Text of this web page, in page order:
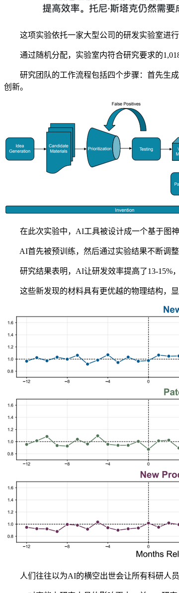
这项实验依托一家大型公司的研发实验室进行
通过随机分配，实验室内符合研究要求的
研究团队的工作流程包括四个步骤：首先生成
创新。
在此次实验中，AI工具被设计成一个基于图神
AI首先被预训练，然后通过实验结果不断调整
研究结果表明，AI让研发效率提高了13-15%，
这些新发现的材料具有更优越的物理结构，显
人们往往以为AI的横空出世会让所有科研人员